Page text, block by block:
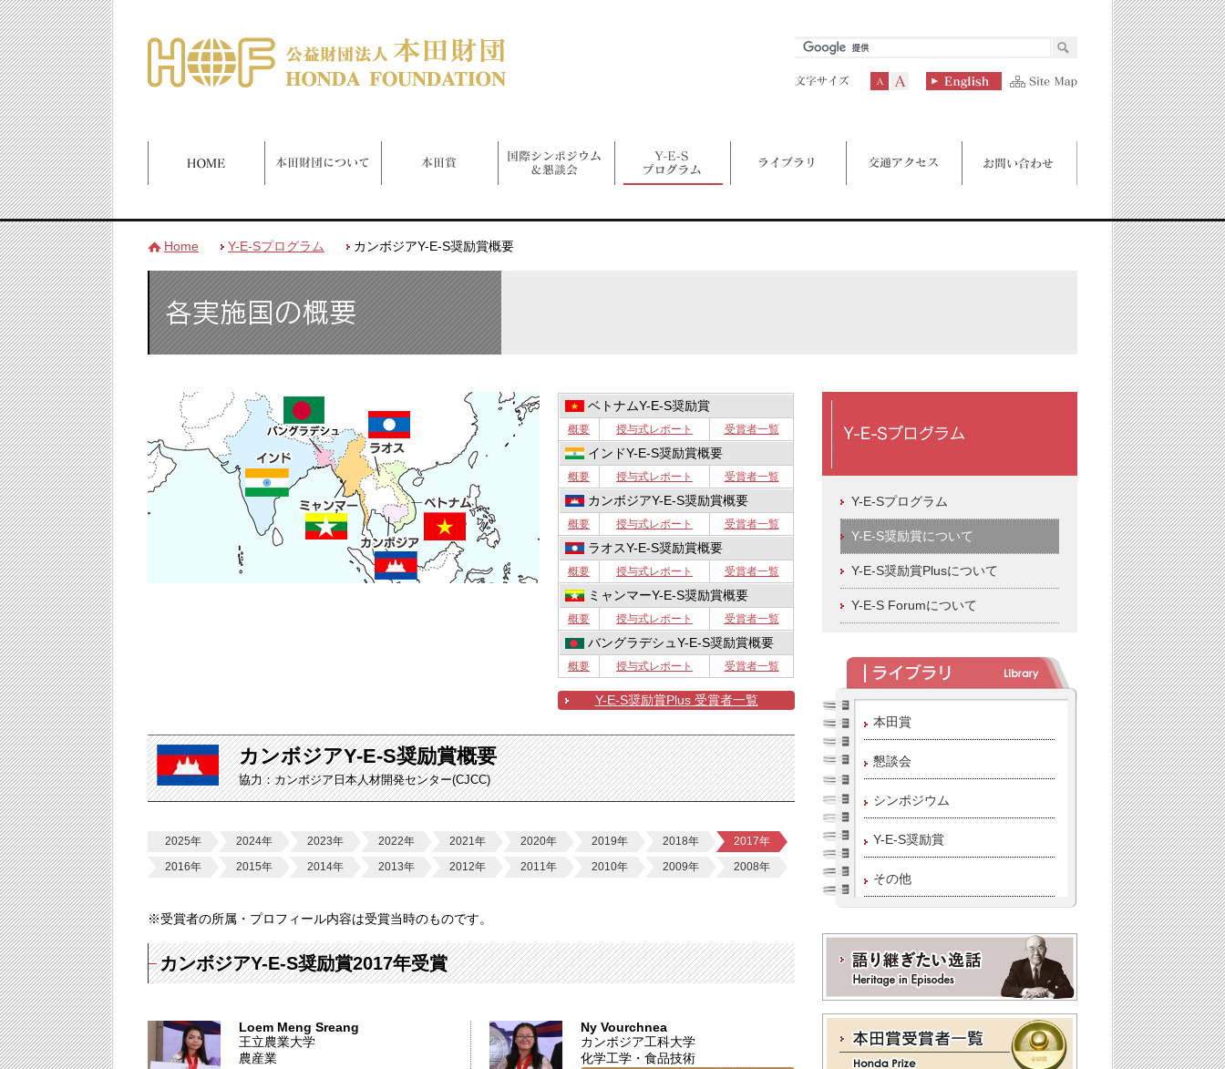
Home Y-E-Sプログラム カンボジアY-E-S奨励賞概要
ベトナムY-E-S奨励賞
概要 授与式レポート 受賞者一覧
インドY-E-S奨励賞概要
概要 授与式レポート 受賞者一覧
カンボジアY-E-S奨励賞概要
概要 授与式レポート 受賞者一覧
ラオスY-E-S奨励賞概要
概要 授与式レポート 受賞者一覧
ミャンマーY-E-S奨励賞概要
概要 授与式レポート 受賞者一覧
バングラデシュY-E-S奨励賞概要
概要 授与式レポート 受賞者一覧
Y-E-S奨励賞Plus 受賞者一覧
カンボジアY-E-S奨励賞概要
協力：カンボジア日本人材開発センター(CJCC)
2025年 2024年 2023年 2022年 2021年 2020年 2019年 2018年
2017年
2016年
2015年 2014年 2013年 2012年 2011年 2010年 2009年 2008年
※受賞者の所属・プロフィール内容は受賞当時のものです。
カンボジアY-E-S奨励賞2017年受賞
Loem Meng Sreang
王立農業大学
農産業
Ny Vourchnea
カンボジア工科大学
化学工学・食品技術
Y-E-Sプログラム
Y-E-S奨励賞について
Y-E-S奨励賞Plusについて
Y-E-S Forumについて
本田賞
懇談会
シンポジウム
Y-E-S奨励賞
その他